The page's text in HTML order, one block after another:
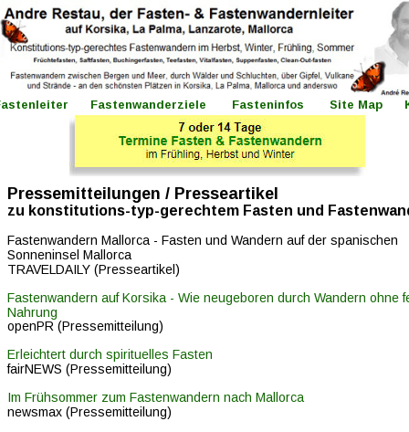
Pressemitteilungen / Presseartikel
zu konstitutions-typ-gerechtem Fasten und
Fastenwandern Mallorca - Fasten und Wandern auf der spanischen
Sonneninsel Mallorca
TRAVELDAILY (Presseartikel)
Fastenwandern auf Korsika - Wie neugeboren durch Wandern ohne
Nahrung
openPR (Pressemitteilung)
Erleichtert durch spirituelles Fasten
fairNEWS (Pressemitteilung)
Im Frühsommer zum Fastenwandern nach Mallorca
newsmax (Pressemitteilung)
Fastenwanderziele Fasteninfos Site Map